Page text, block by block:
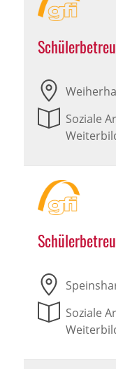
Soziale
Soziale